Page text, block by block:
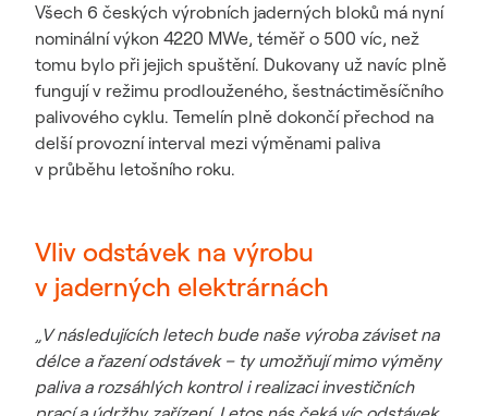
Všech 6 českých výrobních jaderných bloků má nyní
nominální výkon 4220 MWe, téměř o 500 víc, než
tomu bylo při jejich spuštění. Dukovany už navíc plně
fungují v režimu prodlouženého, šestnáctiměsíčního
palivového cyklu. Temelín plně dokončí přechod na
delší provozní interval mezi výměnami paliva
v průběhu letošního roku.
Vliv odstávek na výrobu
v jaderných elektrárnách
„V následujících letech bude naše výroba záviset na
délce a řazení odstávek – ty umožňují mimo výměny
paliva a rozsáhlých kontrol i realizaci investičních